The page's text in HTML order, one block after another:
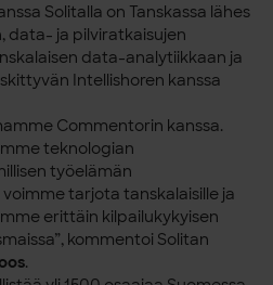
Solitalla on Tanskassa lähes
data- ja pilviratkaisujen
data-analytiikkaan ja
Intellishoren kanssa
Commentorin kanssa.
teknologian
työelämän
tarjota tanskalaisille ja
erittäin kilpailukykyisen
kommentoi Solitan
.